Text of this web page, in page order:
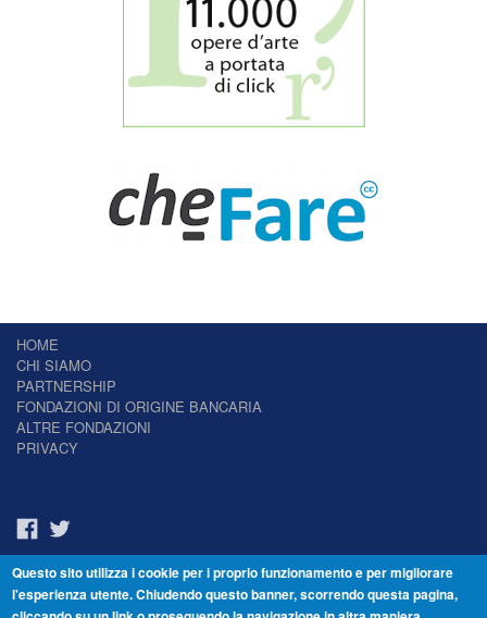
HOME
CHI SIAMO
PARTNERSHIP
FONDAZIONI DI ORIGINE BANCARIA
ALTRE FONDAZIONI
PRIVACY
Il Giornale delle Fondazioni - Periodico telematico
Reg. Tribunale n.7 del 22/07/2014 – ISSN 2421-2466
Questo sito utilizza i cookie per i proprio funzionamento e per migliorare
l'esperienza utente. Chiudendo questo banner, scorrendo questa pagina,